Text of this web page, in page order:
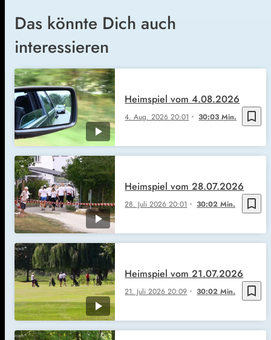
Das könnte Dich auch
interessieren
bookmark_border
4. Aug. 202620:01 30:03 Min.
Heimspiel vom 4.08.2026
bookmark_border
28. Juli 202620:01 30:02 Min.
Heimspiel vom 28.07.2026
bookmark_border
21. Juli 202620:09 30:02 Min.
Heimspiel vom 21.07.2026